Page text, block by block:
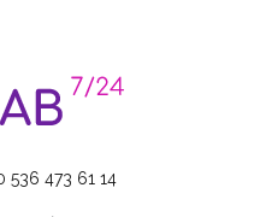
536 473 61 14